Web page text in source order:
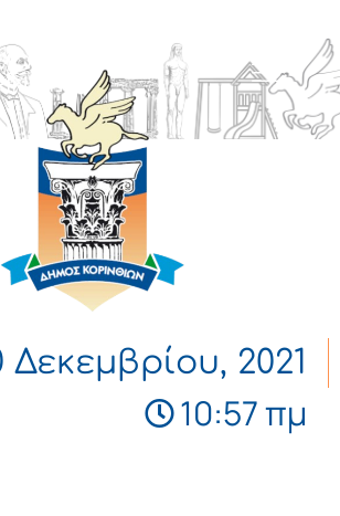
Δεκεμβρίου, 2021
10:57 πμ